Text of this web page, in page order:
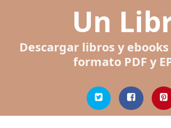
Un
Descargar libros y
formato PDF y